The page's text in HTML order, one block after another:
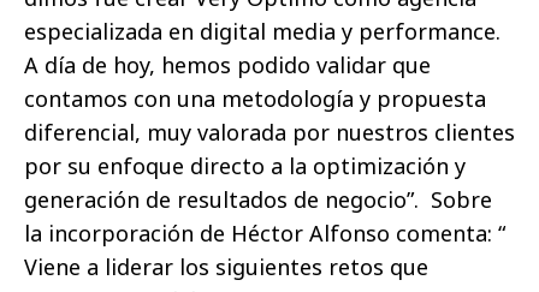
especializada en digital media y performance.
A día de hoy, hemos podido validar que
contamos con una metodología y propuesta
diferencial, muy valorada por nuestros clientes
por su enfoque directo a la optimización y
generación de resultados de negocio”. Sobre
la incorporación de Héctor Alfonso comenta: “
Viene a liderar los siguientes retos que